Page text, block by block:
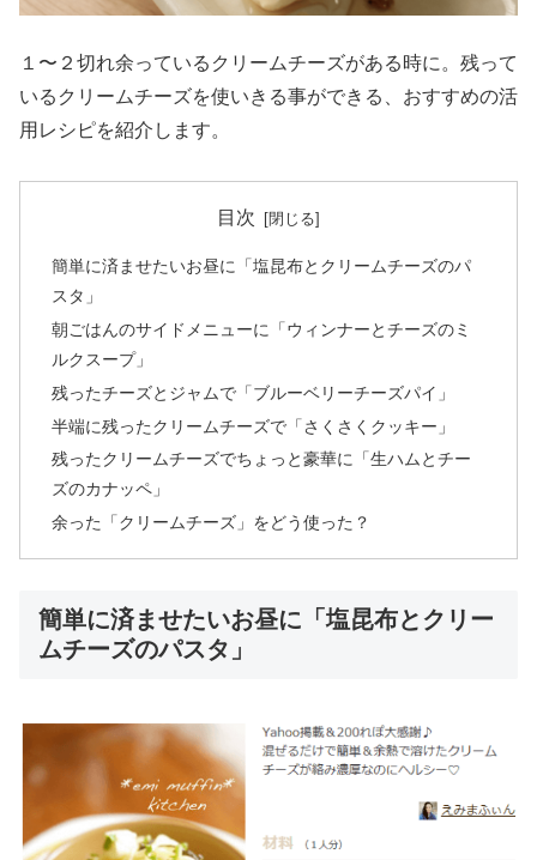
１〜２切れ余っているクリームチーズがある時に。残って
いるクリームチーズを使いきる事ができる、おすすめの活
用レシピを紹介します。
目次
簡単に済ませたいお昼に「塩昆布とクリームチーズのパ
スタ」
朝ごはんのサイドメニューに「ウィンナーとチーズのミ
ルクスープ」
残ったチーズとジャムで「ブルーベリーチーズパイ」
半端に残ったクリームチーズで「さくさくクッキー」
残ったクリームチーズでちょっと豪華に「生ハムとチー
ズのカナッペ」
余った「クリームチーズ」をどう使った？
簡単に済ませたいお昼に「塩昆布とクリー
ムチーズのパスタ」